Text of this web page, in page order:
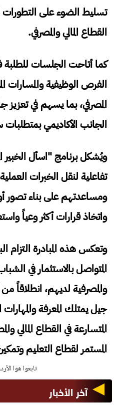
تسليط الضوء على التطورات
القطاع المالي والمصرفي.
كما أتاحت الجلسات للطلبة
الفرص الوظيفية والمسارات
المصرفي، بما يسهم في تعزيز
الجانب الأكاديمي
ويُشكل برنامج "اسأل الخبير
تفاعلية لنقل الخبرات
ومساعدتهم على بناء تصور
واتخاذ قرارات أكثر وعياً
وتعكس هذه المبادرة التزام
المتواصل بالاستثمار في
والمصرفية لديهم، انطلاقاً
جيل يمتلك المعرفة والمهارات
المتسارعة في القطاع المالي
المستمر لقطاع التعليم
تابعوا هوا
آخر الأخبار